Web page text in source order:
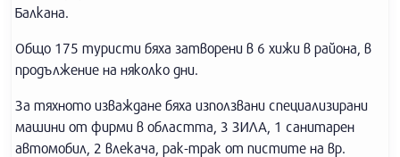
Балкана.
Общо 175 туристи бяха затворени в 6 хижи в района, в
продължение на няколко дни.
За тяхното изваждане бяха използвани специализирани
машини от фирми в областта, 3 ЗИЛА, 1 санитарен
автомобил, 2 влекача, рак-трак от пистите на вр.